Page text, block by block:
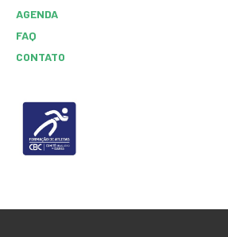
AGENDA
FAQ
CONTATO